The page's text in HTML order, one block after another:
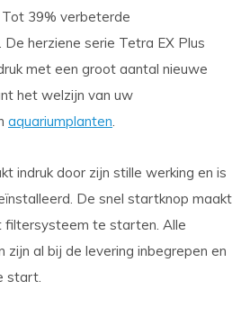
39% verbeterde
herziene serie Tetra EX Plus
met een groot aantal nieuwe
het welzijn van uw
aquariumplanten.
indruk door zijn stille werking en is
De snel startknop maakt
filtersysteem te starten. Alle
zijn al bij de levering inbegrepen en
start.